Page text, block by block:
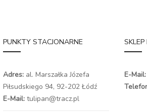
PUNKTY STACJONARNE
Adres: al. Marszałka Józefa
Piłsudskiego 94, 92-202 Łódź
E-Mail: tulipan@tracz.pl
E-Mail: